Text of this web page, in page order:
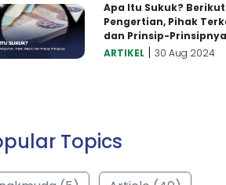
Apa Itu Sukuk? Berikut
Pengertian, Pihak
dan Prinsip-Prinsipnya
ARTIKEL |30 Aug 2024
Topics